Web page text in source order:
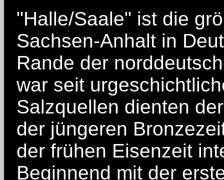
"Halle/Saale" ist die
Sachsen-Anhalt in
Rande der
war seit
Salzquellen dienten
der jüngeren
der frühen Eisenzeit
Beginnend mit der